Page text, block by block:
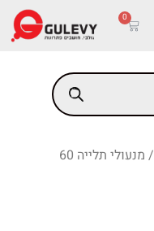
0
/ מנעולי תלייה 60